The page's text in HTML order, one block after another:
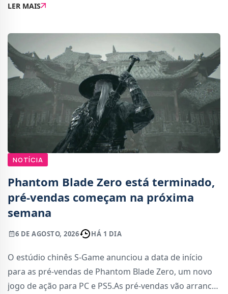
billbil-kun, do Dealabs, co
LER MAIS
NOTÍCIA
Phantom Blade Zero está terminado,
pré-vendas começam na próxima
semana
6 DE AGOSTO, 2026 HÁ 1 DIA
O estúdio chinês S-Game anunciou a data de início
para as pré-vendas de Phantom Blade Zero, um novo
jogo de ação para PC e PS5.As pré-vendas vão arrancar